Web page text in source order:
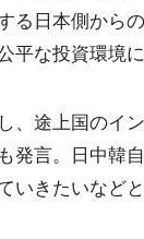
る日本側から
平な投資環境に
、途上国のイ
発言。日中韓
いきたいなどと